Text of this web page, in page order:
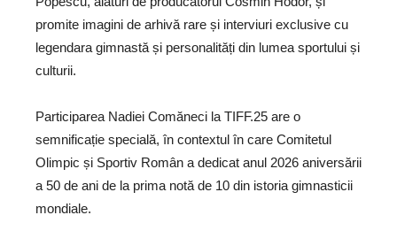
promite imagini de arhivă rare și interviuri exclusive cu
legendara gimnastă și personalități din lumea sportului și
culturii.
Participarea Nadiei Comăneci la TIFF.25 are o
semnificație specială, în contextul în care Comitetul
Olimpic și Sportiv Român a dedicat anul 2026 aniversării
a 50 de ani de la prima notă de 10 din istoria gimnasticii
mondiale.